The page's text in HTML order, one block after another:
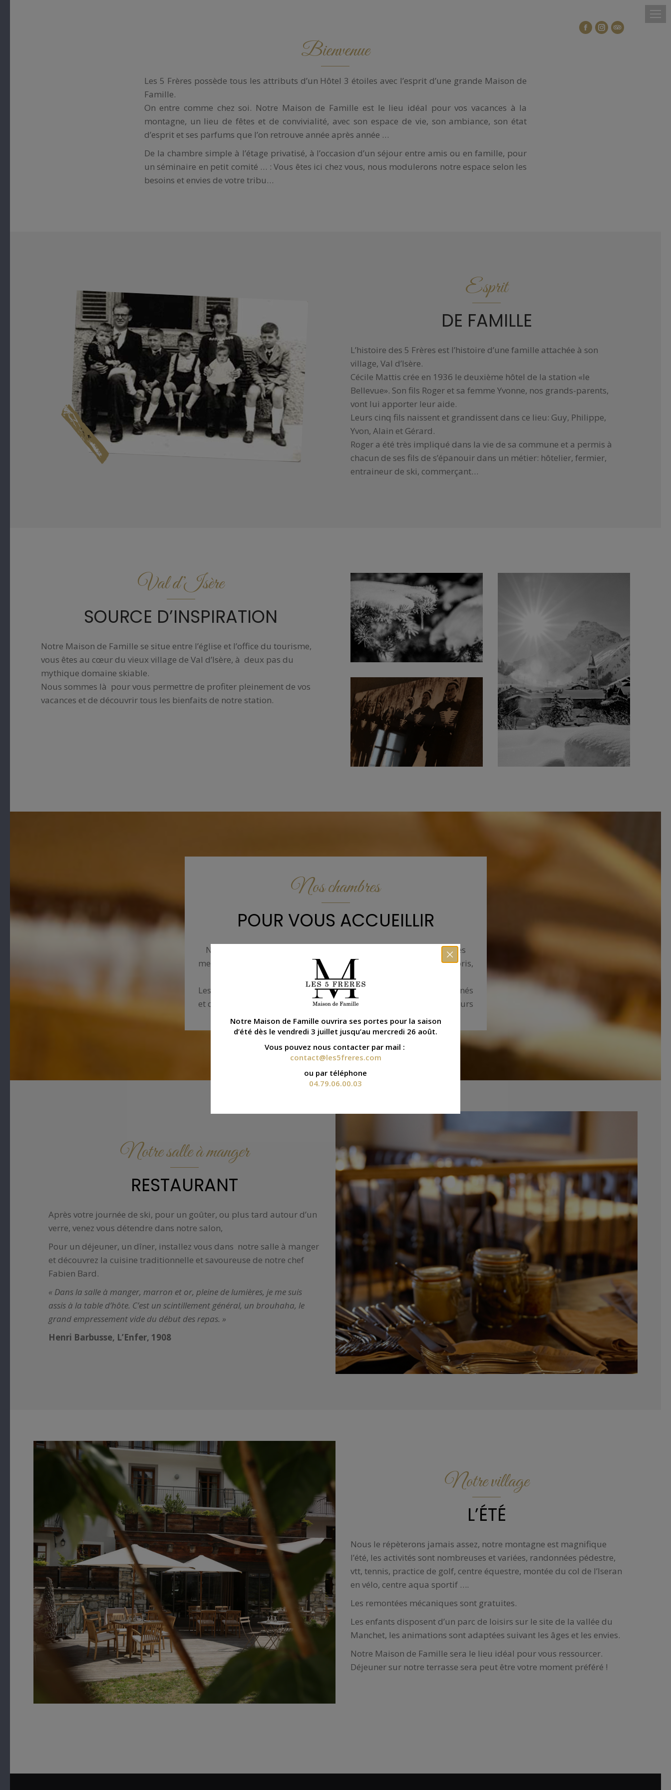
Bienvenue
Les 5 Frères possède tous les attributs d’un Hôtel 3 étoiles avec l’esprit d’une grande Maison de
Famille.
On entre comme chez soi. Notre Maison de Famille est le lieu idéal pour vos vacances à la
montagne, un lieu de fêtes et de convivialité, avec son espace de vie, son ambiance, son état
d’esprit et ses parfums que l’on retrouve année après année …
De la chambre simple à l’étage privatisé, à l’occasion d’un séjour entre amis ou en famille, pour
un séminaire en petit comité … : Vous êtes ici chez vous, nous modulerons notre espace selon les
besoins et envies de votre tribu…
Esprit
DE FAMILLE
L’histoire des 5 Frères est l’histoire d’une famille attachée à son
village, Val d’Isère.
Cécile Mattis crée en 1936 le deuxième hôtel de la station «le
Bellevue». Son fils Roger et sa femme Yvonne, nos grands-parents,
vont lui apporter leur aide.
Leurs cinq fils naissent et grandissent dans ce lieu: Guy, Philippe,
Yvon, Alain et Gérard.
Roger a été très impliqué dans la vie de sa commune et a permis à
chacun de ses fils de s’épanouir dans un métier: hôtelier, fermier,
entraineur de ski, commerçant…
Val d’Isère
SOURCE D’INSPIRATION
Notre Maison de Famille se situe entre l’église et l’office du tourisme,
vous êtes au cœur du vieux village de Val d’Isère, à deux pas du
mythique domaine skiable.
Nous sommes là pour vous permettre de profiter pleinement de vos
vacances et de découvrir tous les bienfaits de notre station.
Nos chambres
POUR VOUS ACCUEILLIR
Notre famille fait partie de l’histoire de Val d’Isère comme tous les
membres des grandes familles du village : les Bazile, Bonnevie, Moris,
Scaraffioti, Vannereau…
Les 17 chambres évoquent Les 5 frères, ceux qui les ont accompagnés
et ceux qui ont marqué la station par leurs exploits ou leurs parcours
Notre salle à manger
RESTAURANT
Après votre journée de ski, pour un goûter, ou plus tard autour d’un
verre, venez vous détendre dans notre salon,
Pour un déjeuner, un dîner, installez vous dans notre salle à manger
et découvrez la cuisine traditionnelle et savoureuse de notre chef
Fabien Bard.
« Dans la salle à manger, marron et or, pleine de lumières, je me suis
assis à la table d’hôte. C’est un scintillement général, un brouhaha, le
grand empressement vide du début des repas. »
Henri Barbusse, L’Enfer, 1908
Notre village
L’ÉTÉ
Nous le répèterons jamais assez, notre montagne est magnifique
l’été, les activités sont nombreuses et variées, randonnées pédestre,
vtt, tennis, practice de golf, centre équestre, montée du col de l’Iseran
en vélo, centre aqua sportif ….
Les remontées mécaniques sont gratuites.
Les enfants disposent d’un parc de loisirs sur le site de la vallée du
Manchet, les animations sont adaptées suivant les âges et les envies.
Notre Maison de Famille sera le lieu idéal pour vous ressourcer.
Déjeuner sur notre terrasse sera peut être votre moment préféré !
Notre Maison de Famille ouvrira ses portes pour la saison
d’été dès le vendredi 3 juillet jusqu’au mercredi 26 août.
Vous pouvez nous contacter par mail :
contact@les5freres.com
ou par téléphone
04.79.06.00.03